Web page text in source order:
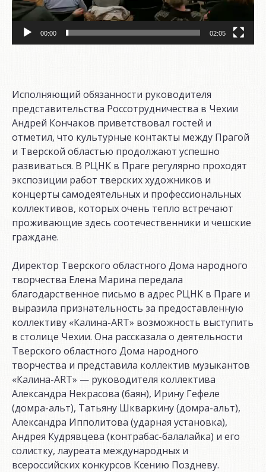
00:00 02:05
Исполняющий обязанности руководителя
представительства Россотрудничества в Чехии
Андрей Кончаков приветствовал гостей и
отметил, что культурные контакты между Прагой
и Тверской областью продолжают успешно
развиваться. В РЦНК в Праге регулярно проходят
экспозиции работ тверских художников и
концерты самодеятельных и профессиональных
коллективов, которых очень тепло встречают
проживающие здесь соотечественники и чешские
граждане.
Директор Тверского областного Дома народного
творчества Елена Марина передала
благодарственное письмо в адрес РЦНК в Праге и
выразила признательность за предоставленную
коллективу «Калина-ART» возможность выступить
в столице Чехии. Она рассказала о деятельности
Тверского областного Дома народного
творчества и представила коллектив музыкантов
«Калина-ART» — руководителя коллектива
Александра Некрасова (баян), Ирину Гефеле
(домра-альт), Татьяну Шкваркину (домра-альт),
Александра Ипполитова (ударная установка),
Андрея Кудрявцева (контрабас-балалайка) и его
солистку, лауреата международных и
всероссийских конкурсов Ксению Поздневу.